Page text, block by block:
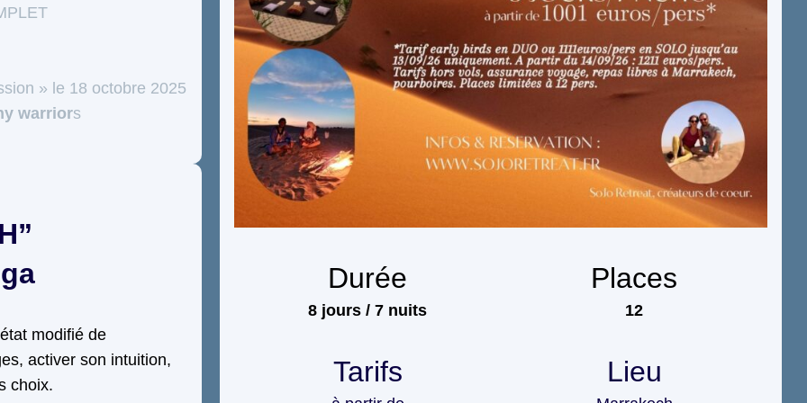
» le 18 octobre 2025
warriors
modifié de
activer son intuition,
choix.
Durée
8 jours / 7 nuits
Places
12
Tarifs Lieu